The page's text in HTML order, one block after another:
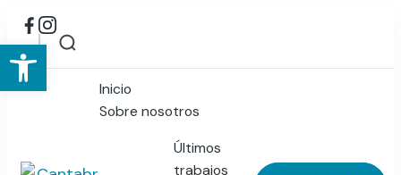
Inicio
Sobre nosotros
Últimos
trabajos
Abrir barra de herramientas